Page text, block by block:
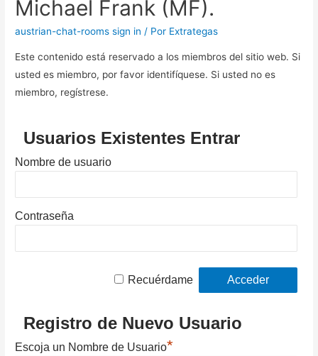
Michael Frank (MF).
austrian-chat-rooms sign in / Por Extrategas
Este contenido está reservado a los miembros del sitio web. Si
usted es miembro, por favor identifíquese. Si usted no es
miembro, regístrese.
Usuarios Existentes Entrar
Nombre de usuario
Contraseña
Recuérdame
Registro de Nuevo Usuario
Escoja un Nombre de Usuario*